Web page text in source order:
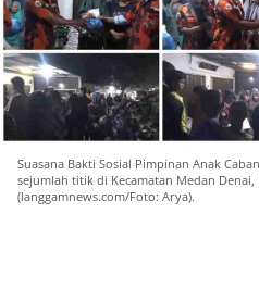
Suasana Bakti Sosial Pimpinan Anak
sejumlah titik di Kecamatan Medan Denai,
(langgamnews.com/Foto: Arya).